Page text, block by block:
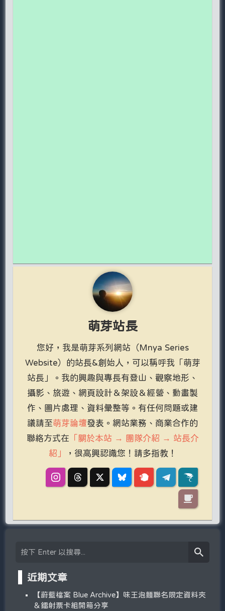
萌芽站長
您好，我是萌芽系列網站（Mnya Series
Website）的站長&創始人，可以稱呼我「萌芽
站長」。我的興趣與專長有登山、觀察地形、
攝影、旅遊、網頁設計＆架設＆經營、動畫製
作、圖片處理、資料彙整等。有任何問題或建
議請至萌芽論壇發表。網站業務、商業合作的
聯絡方式在 「關於本站 → 團隊介紹 → 站長介
紹」
，很高興認識您！請多指教！
近期文章
【蔚藍檔案 Blue Archive】味王泡麵聯名限定資料夾
＆鐳射票卡組開箱分享